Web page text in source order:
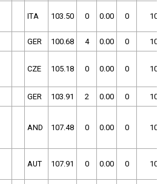
ITA 103.50 0 0.00 0
GER 100.68 4 0.00 0
CZE 105.18 0 0.00 0
GER 103.91 2 0.00 0
AND 107.48 0 0.00 0
AUT 107.91 0 0.00 0